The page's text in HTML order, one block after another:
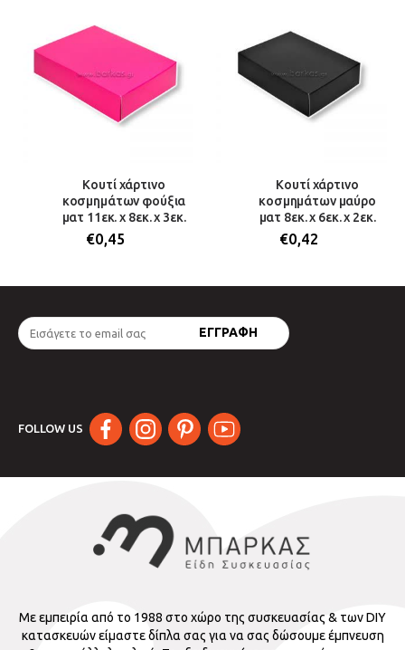
Κουτί χάρτινο
κοσμημάτων φούξια
ματ 11εκ. x 8εκ. x 3εκ.
€0,45
Κουτί χάρτινο
κοσμημάτων μαύρο
ματ 8εκ. x 6εκ. x 2εκ.
€0,42
FOLLOW US
Με εμπειρία από το 1988 στο χώρο της συσκευασίας & των DIY
κατασκευών είμαστε δίπλα σας για να σας δώσουμε έμπνευση